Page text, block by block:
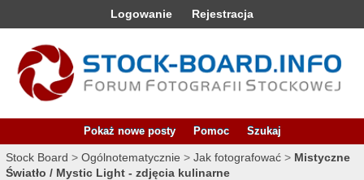
Logowanie Rejestracja
Pokaż nowe posty Pomoc Szukaj
Stock Board > Ogólnotematycznie > Jak fotografować > Mistyczne
Światło / Mystic Light - zdjęcia kulinarne